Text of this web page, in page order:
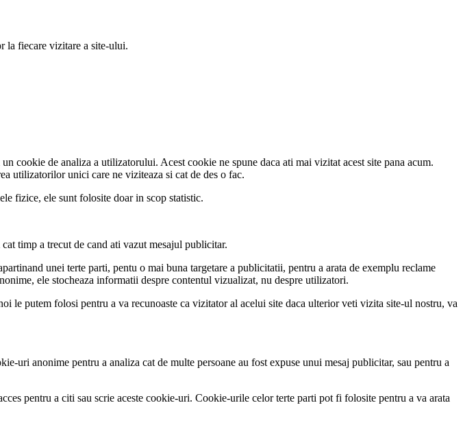
la fiecare vizitare a site-ului.
cookie de analiza a utilizatorului. Acest cookie ne spune daca ati mai vizitat acest site pana acum.
utilizatorilor unici care ne viziteaza si cat de des o fac.
fizice, ele sunt folosite doar in scop statistic.
timp a trecut de cand ati vazut mesajul publicitar.
unei terte parti, pentu o mai buna targetare a publicitatii, pentru a arata de exemplu reclame
ele stocheaza informatii despre contentul vizualizat, nu despre utilizatori.
le putem folosi pentru a va recunoaste ca vizitator al acelui site daca ulterior veti vizita site-ul nostru, va
uri anonime pentru a analiza cat de multe persoane au fost expuse unui mesaj publicitar, sau pentru a
pentru a citi sau scrie aceste cookie-uri. Cookie-urile celor terte parti pot fi folosite pentru a va arata